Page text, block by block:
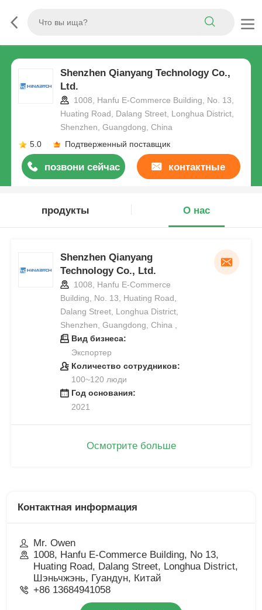
Shenzhen Qianyang Technology Co.,
Ltd.
1008, Hanfu E-Commerce Building, No. 13,
Huating Road, Dalang Street, Longhua District,
Shenzhen, Guangdong, China
5.0
Подтверженный поставщик
позвони сейчас контактные
продукты
О нас
Shenzhen Qianyang
Technology Co., Ltd.
1008, Hanfu E-Commerce
Building, No. 13, Huating Road,
Dalang Street, Longhua District,
Shenzhen, Guangdong, China ,
Вид бизнеса:
Экспортер
Количество сотрудников:
100~120 люди
Год основания:
2021
Осмотрите больше
Контактная информация
Mr. Owen
1008, Hanfu E-Commerce Building, No 13,
Huating Road, Dalang Street, Longhua District,
Шэньчжэнь, Гуандун, Китай
+86 13684941058